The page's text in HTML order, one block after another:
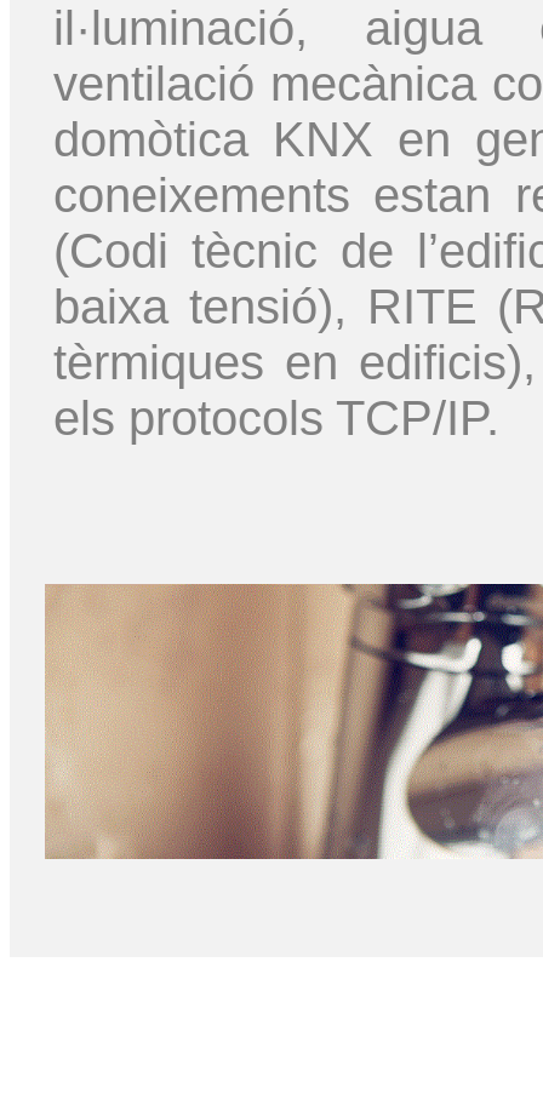
il·luminació, aigua
ventilació mecànica
domòtica KNX en
coneixements estan
(Codi tècnic de
baixa tensió), RITE
tèrmiques en
els protocols TCP/IP.